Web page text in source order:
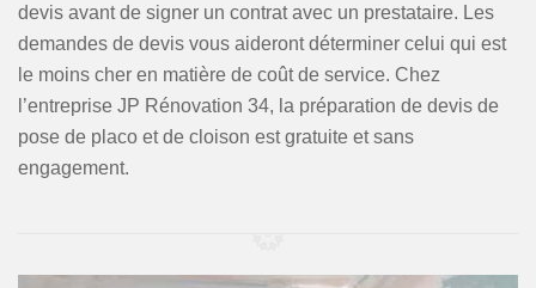
devis avant de signer un contrat avec un prestataire. Les
demandes de devis vous aideront déterminer celui qui est
le moins cher en matière de coût de service. Chez
l’entreprise JP Rénovation 34, la préparation de devis de
pose de placo et de cloison est gratuite et sans
engagement.